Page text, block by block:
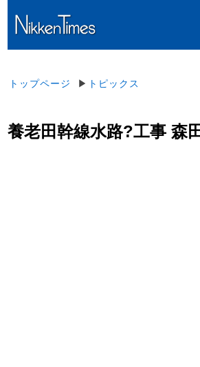
トップページ ▶ トピックス
養老田幹線水路?工事 森